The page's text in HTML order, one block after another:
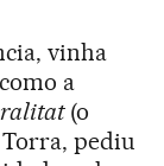
vinha
a
(o
pediu